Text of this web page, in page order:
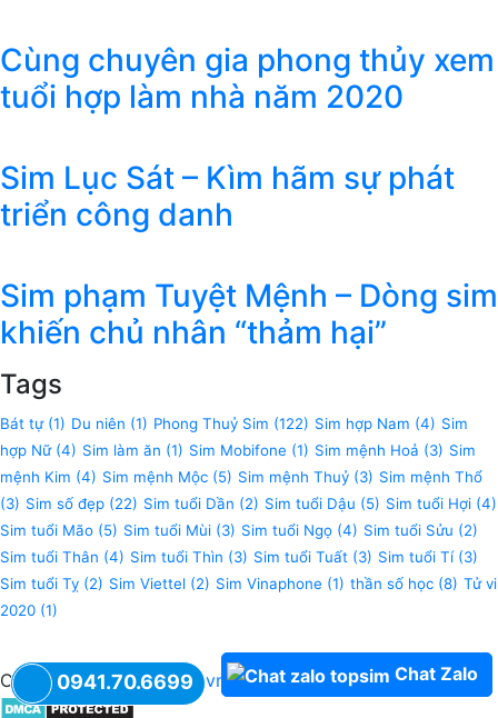
Cùng chuyên gia phong thủy xem
tuổi hợp làm nhà năm 2020
Sim Lục Sát – Kìm hãm sự phát
triển công danh
Sim phạm Tuyệt Mệnh – Dòng sim
khiến chủ nhân “thảm hại”
Tags
Bát tự(1) Du niên (1) Phong Thuỷ Sim (122) Sim hợp Nam (4) Sim
hợp Nữ(4) Sim làm ăn (1) Sim Mobifone (1) Sim mệnh Hoả (3) Sim
mệnh Kim (4) Sim mệnh Mộc (5) Sim mệnh Thuỷ (3) Sim mệnh Thổ
(3) Sim số đẹp (22) Sim tuổi Dần (2) Sim tuổi Dậu (5) Sim tuổi Hợi (4)
Sim tuổi Mão (5) Sim tuổi Mùi (3) Sim tuổi Ngọ (4) Sim tuổi Sửu (2)
Sim tuổi Thân (4) Sim tuổi Thìn (3) Sim tuổi Tuất (3) Sim tuổi Tí(3)
Sim tuổi Tỵ (2) Sim Viettel (2) Sim Vinaphone (1) thần số học (8) Tử vi
2020 (1)
Copyright © 2018XSIM.vn
0941.70.6699 Chat Zalo